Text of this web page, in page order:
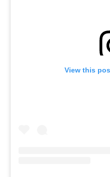
View this